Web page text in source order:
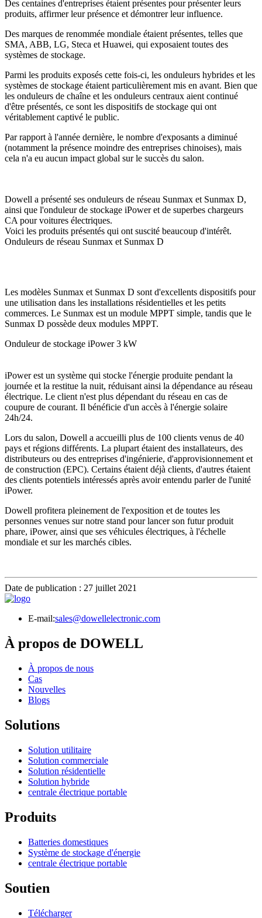
Des centaines d'entreprises étaient présentes pour présenter leurs
produits, affirmer leur présence et démontrer leur influence.
Des marques de renommée mondiale étaient présentes, telles que
SMA, ABB, LG, Steca et Huawei, qui exposaient toutes des
systèmes de stockage.
Parmi les produits exposés cette fois-ci, les onduleurs hybrides et les
systèmes de stockage étaient particulièrement mis en avant. Bien que
les onduleurs de chaîne et les onduleurs centraux aient continué
d'être présentés, ce sont les dispositifs de stockage qui ont
véritablement captivé le public.
Par rapport à l'année dernière, le nombre d'exposants a diminué
(notamment la présence moindre des entreprises chinoises), mais
cela n'a eu aucun impact global sur le succès du salon.
Dowell a présenté ses onduleurs de réseau Sunmax et Sunmax D,
ainsi que l'onduleur de stockage iPower et de superbes chargeurs
CA pour voitures électriques.
Voici les produits présentés qui ont suscité beaucoup d'intérêt.
Onduleurs de réseau Sunmax et Sunmax D
Les modèles Sunmax et Sunmax D sont d'excellents dispositifs pour
une utilisation dans les installations résidentielles et les petits
commerces. Le Sunmax est un module MPPT simple, tandis que le
Sunmax D possède deux modules MPPT.
Onduleur de stockage iPower 3 kW
iPower est un système qui stocke l'énergie produite pendant la
journée et la restitue la nuit, réduisant ainsi la dépendance au réseau
électrique. Le client n'est plus dépendant du réseau en cas de
coupure de courant. Il bénéficie d'un accès à l'énergie solaire
24h/24.
Lors du salon, Dowell a accueilli plus de 100 clients venus de 40
pays et régions différents. La plupart étaient des installateurs, des
distributeurs ou des entreprises d'ingénierie, d'approvisionnement et
de construction (EPC). Certains étaient déjà clients, d'autres étaient
des clients potentiels intéressés après avoir entendu parler de l'unité
iPower.
Dowell profitera pleinement de l'exposition et de toutes les
personnes venues sur notre stand pour lancer son futur produit
phare, iPower, ainsi que ses véhicules électriques, à l'échelle
mondiale et sur les marchés cibles.
Date de publication : 27 juillet 2021
E-mail:sales@dowellelectronic.com
À propos de DOWELL
À propos de nous
Cas
Nouvelles
Blogs
Solutions
Solution utilitaire
Solution commerciale
Solution résidentielle
Solution hybride
centrale électrique portable
Produits
Batteries domestiques
Système de stockage d'énergie
centrale électrique portable
Soutien
Télécharger